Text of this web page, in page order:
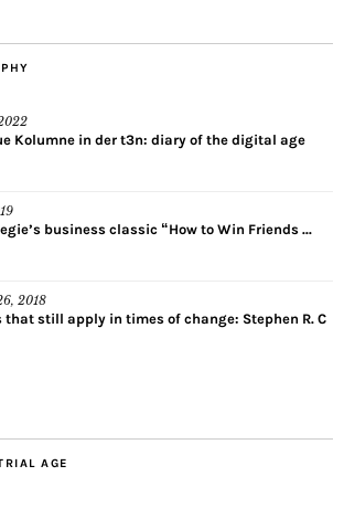
Kolumne in der t3n: diary of the digital age
business classic “How to Win Friends ...
2018
that still apply in times of change: Stephen R. C
AGE